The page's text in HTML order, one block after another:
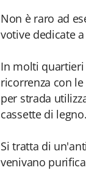
Non è raro ad
votive dedicate
In molti quartieri
ricorrenza con
per strada
cassette di legno.
Si tratta di
venivano